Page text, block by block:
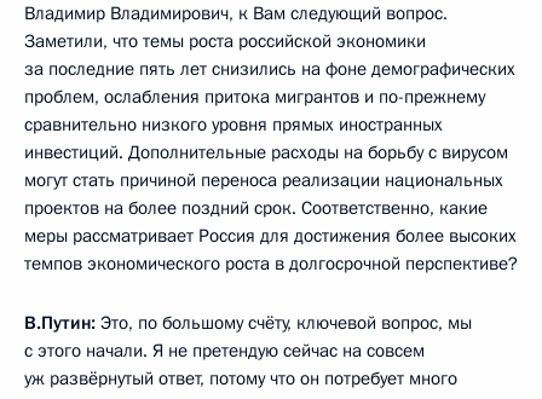
Владимир Владимирович, к Вам следующий вопрос.
Заметили, что темы роста российской экономики
за последние пять лет снизились на фоне демографических
проблем, ослабления притока мигрантов и по-прежнему
сравнительно низкого уровня прямых иностранных
инвестиций. Дополнительные расходы на борьбу с вирусом
могут стать причиной переноса реализации национальных
проектов на более поздний срок. Соответственно, какие
меры рассматривает Россия для достижения более высоких
темпов экономического роста в долгосрочной перспективе?
В.Путин: Это, по большому счёту, ключевой вопрос, мы
с этого начали. Я не претендую сейчас на совсем
уж развёрнутый ответ, потому что он потребует много